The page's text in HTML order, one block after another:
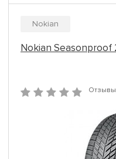
Nokian
Nokian Seasonproof
Отзывы